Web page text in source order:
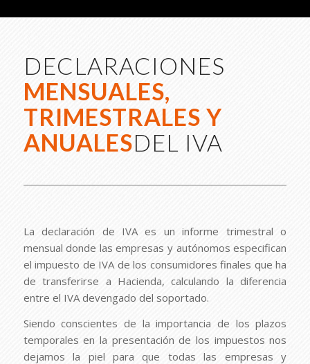
DECLARACIONES
MENSUALES,
TRIMESTRALES Y
ANUALESDEL IVA
La declaración de IVA es un informe trimestral o
mensual donde las empresas y autónomos especifican
el impuesto de IVA de los consumidores finales que ha
de transferirse a Hacienda, calculando la diferencia
entre el IVA devengado del soportado.
Siendo conscientes de la importancia de los plazos
temporales en la presentación de los impuestos nos
dejamos la piel para que todas las empresas y